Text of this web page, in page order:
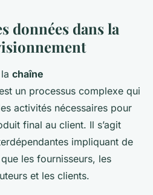
données dans la
chaîne
un processus complexe qui
activités nécessaires pour
final au client. Il s’agit
impliquant de
les fournisseurs, les
et les clients.